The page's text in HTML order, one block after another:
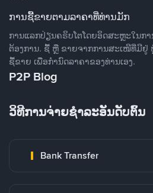
ການຊື້ຂາຍຕາມລາຄາທີ່ທ່ານມັກ
ການແລກປ່ຽນຄຣິບໂຕໂດຍອິດສະຫຼະໃນກ
ຕ້ອງການ. ຊື້ ຫຼື ຂາຍຈາກການສະເໜີທີ່ມີຢູ່
ຊື້ຂາຍ ເພື່ອກໍານົດລາຄາຂອງທ່ານເອງ.
P2P Blog
ວິທີການຈ່າຍຊຳລະອັນດັບຕົ້ນ
Bank Transfer